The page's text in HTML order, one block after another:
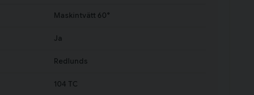
Maskintvätt 60°
Ja
Redlunds
104 TC